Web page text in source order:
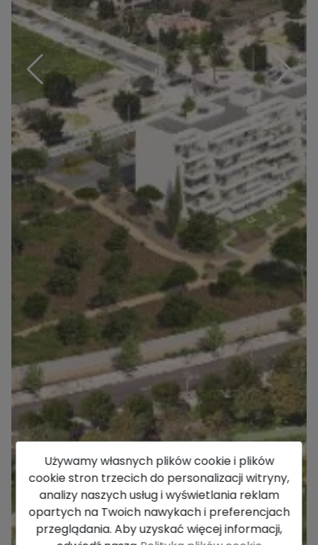
Używamy własnych plików cookie i plików
cookie stron trzecich do personalizacji witryny,
analizy naszych usług i wyświetlania reklam
opartych na Twoich nawykach i preferencjach
przeglądania. Aby uzyskać więcej informacji,